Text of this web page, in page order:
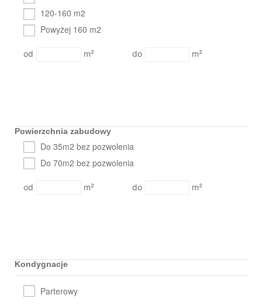
120-160 m2
Powyżej 160 m2
m² m²
Powierzchnia zabudowy
Do 35m2 bez pozwolenia
Do 70m2 bez pozwolenia
m² m²
Kondygnacje
Parterowy